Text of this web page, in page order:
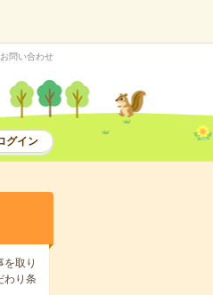
問い合わせ
グイン
を取り
わり条